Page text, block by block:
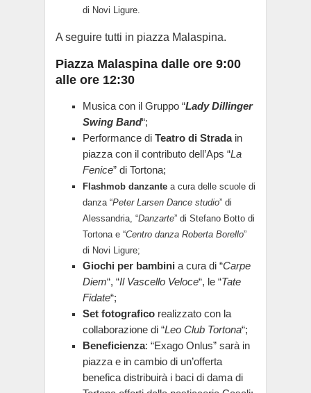
di Novi Ligure.
A seguire tutti in piazza Malaspina.
Piazza Malaspina dalle ore 9:00
alle ore 12:30
Musica con il Gruppo “Lady Dillinger
Swing Band“;
Performance di Teatro di Stradain
piazza con il contributo dell’Aps “La
Fenice” di Tortona;
Flashmob danzante a cura delle scuole di
danza “Peter Larsen Dance studio” di
Alessandria, “Danzarte” di Stefano Botto di
Tortona e “Centro danza Roberta Borello”
di Novi Ligure;
Giochi per bambini a cura di “Carpe
Diem“, “Il Vascello Veloce“, le “Tate
Fidate“;
Set fotografico realizzato con la
collaborazione di “Leo Club Tortona“;
Beneficienza: “Exago Onlus” sarà in
piazza e in cambio di un’offerta
benefica distribuirà i baci di dama di